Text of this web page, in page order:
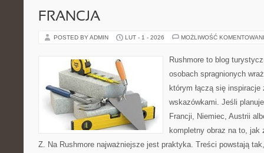
FRANCJA
POSTED BY ADMIN LUT - 1 - 2026 MOŻLIWOŚĆ
Rushmore to blog
osobach spragnionych
którym łączą się
wskazówkami. Jeśli
Francji, Niemiec, Austrii
kompletny obraz na to, jak
Z. Na Rushmore najważniejsze jest praktyka. Treści powstają